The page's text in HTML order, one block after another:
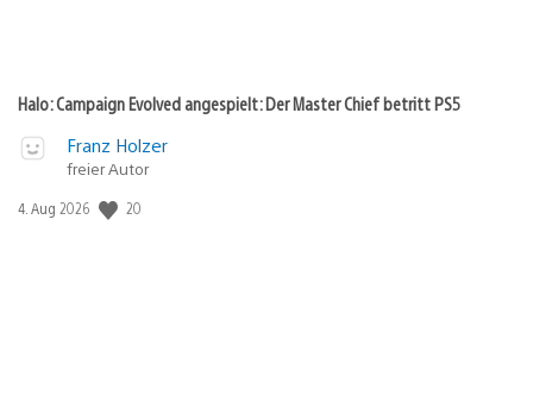
Halo: Campaign Evolved angespielt: Der Master Chief betritt PS5
Franz Holzer
freier Autor
Veröffentlichungsdatum:
4. Aug 2026 20